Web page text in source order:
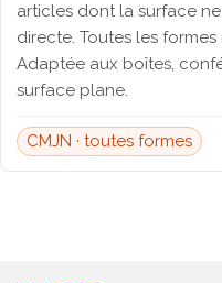
articles dont la surface
directe. Toutes les
Adaptée aux boîtes,
surface plane.
CMJN · toutes formes